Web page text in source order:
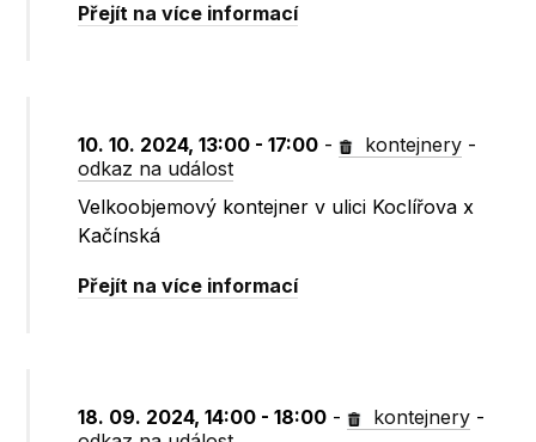
Přejít na více informací
10. 10. 2024, 13:00 - 17:00 - kontejnery -
odkaz na událost
Velkoobjemový kontejner v ulici Koclířova x
Kačínská
Přejít na více informací
18. 09. 2024, 14:00 - 18:00 - kontejnery -